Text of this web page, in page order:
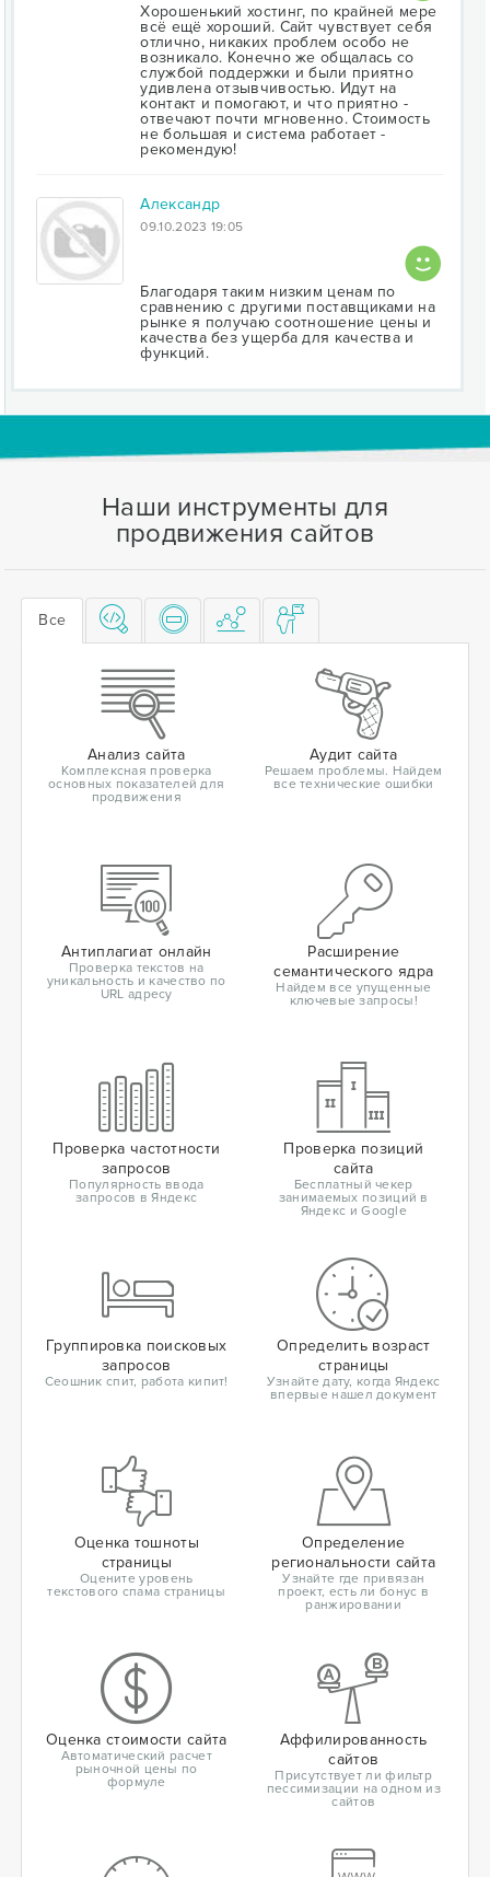
Хорошенький хостинг, по крайней мере
всё ещё хороший. Сайт чувствует себя
отлично, никаких проблем особо не
возникало. Конечно же общалась со
службой поддержки и были приятно
удивлена отзывчивостью. Идут на
контакт и помогают, и что приятно -
отвечают почти мгновенно. Стоимость
не большая и система работает -
рекомендую!
Александр
09.10.2023 19:05
Благодаря таким низким ценам по
сравнению с другими поставщиками на
рынке я получаю соотношение цены и
качества без ущерба для качества и
функций.
Наши инструменты для
продвижения сайтов
Все
Анализ сайта
Комплексная проверка
основных показателей для
продвижения
Аудит сайта
Решаем проблемы. Найдем
все технические ошибки
Антиплагиат онлайн
Проверка текстов на
уникальность и качество по
URL адресу
Расширение
семантического ядра
Найдем все упущенные
ключевые запросы!
Проверка частотности
запросов
Популярность ввода
запросов в Яндекс
Проверка позиций
сайта
Бесплатный чекер
занимаемых позиций в
Яндекс и Google
Группировка поисковых
запросов
Сеошник спит, работа кипит!
Определить возраст
страницы
Узнайте дату, когда Яндекс
впервые нашел документ
Оценка тошноты
страницы
Оцените уровень
текстового спама страницы
Определение
региональности сайта
Узнайте где привязан
проект, есть ли бонус в
ранжировании
Оценка стоимости сайта
Автоматический расчет
рыночной цены по
формуле
Аффилированность
сайтов
Присутствует ли фильтр
пессимизации на одном из
сайтов